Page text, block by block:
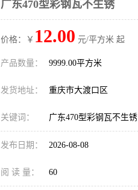
广东470型彩钢瓦不生锈
价格：￥ 12.00 元/平方米 起
产品数量： 9999.00平方米
发货地址： 重庆市大渡口区
关键词： 广东470型彩钢瓦不生锈
发布日期： 2026-08-08
阅 读 量： 60